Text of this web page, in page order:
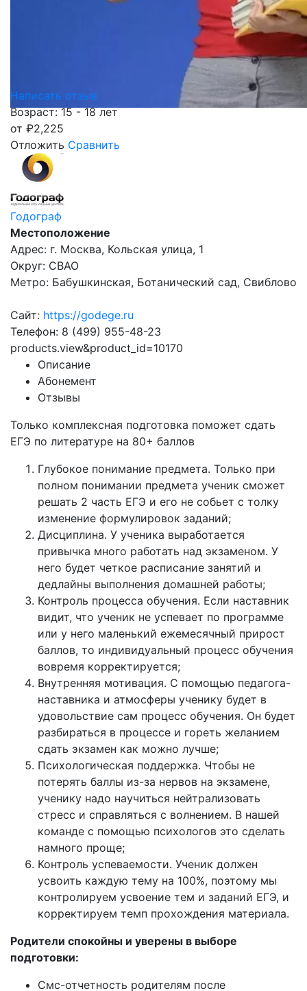
Написать отзыв
Возраст: 15 - 18 лет
от ₽2,225
Отложить Сравнить
Годограф
Местоположение
Адрес: г. Москва, Кольская улица, 1
Округ: СВАО
Метро: Бабушкинская, Ботанический сад, Свиблово
Сайт: https://godege.ru
Телефон: 8 (499) 955-48-23
products.view&product_id=10170
Описание
Абонемент
Отзывы
Только комплексная подготовка поможет сдать
ЕГЭ по литературе на 80+ баллов
Глубокое понимание предмета. Только при
полном понимании предмета ученик сможет
решать 2 часть ЕГЭ и его не собьет с толку
изменение формулировок заданий;
Дисциплина. У ученика выработается
привычка много работать над экзаменом. У
него будет четкое расписание занятий и
дедлайны выполнения домашней работы;
Контроль процесса обучения. Если наставник
видит, что ученик не успевает по программе
или у него маленький ежемесячный прирост
баллов, то индивидуальный процесс обучения
вовремя корректируется;
Внутренняя мотивация. С помощью педагога-
наставника и атмосферы ученику будет в
удовольствие сам процесс обучения. Он будет
разбираться в процессе и гореть желанием
сдать экзамен как можно лучше;
Психологическая поддержка. Чтобы не
потерять баллы из-за нервов на экзамене,
ученику надо научиться нейтрализовать
стресс и справляться с волнением. В нашей
команде с помощью психологов это сделать
намного проще;
Контроль успеваемости. Ученик должен
усвоить каждую тему на 100%, поэтому мы
контролируем усвоение тем и заданий ЕГЭ, и
корректируем темп прохождения материала.
Родители спокойны и уверены в выборе
подготовки:
Смс-отчетность родителям после